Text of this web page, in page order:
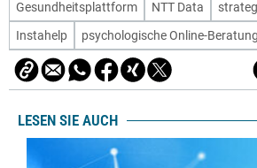
Gesundheitsplattform NTT Data
Instahelp
psychologische Online-Beratung
LESEN SIE AUCH